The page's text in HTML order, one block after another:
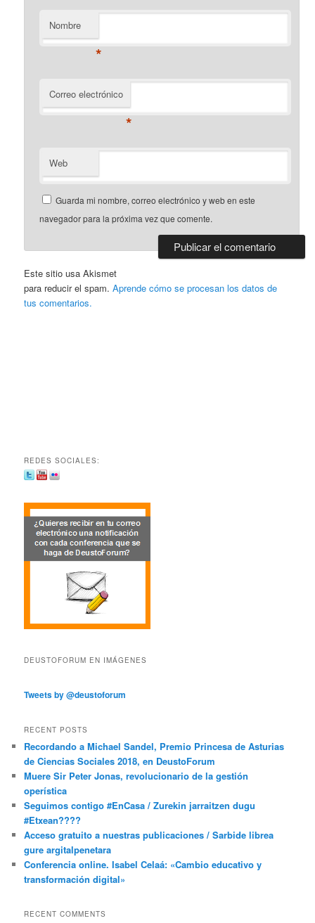
Nombre
*
Correo electrónico
*
Web
Guarda mi nombre, correo electrónico y web en este
navegador para la próxima vez que comente.
Este sitio usa Akismet
para reducir el spam.Aprende cómo se procesan los datos de
tus comentarios.
REDES SOCIALES:
DEUSTOFORUM EN IMÁGENES
Tweets by @deustoforum
RECENT POSTS
Recordando a Michael Sandel, Premio Princesa de Asturias
de Ciencias Sociales 2018, en DeustoForum
Muere Sir Peter Jonas, revolucionario de la gestión
operística
Seguimos contigo #EnCasa / Zurekin jarraitzen dugu
#Etxean????
Acceso gratuito a nuestras publicaciones / Sarbide librea
gure argitalpenetara
Conferencia online. Isabel Celaá: «Cambio educativo y
transformación digital»
RECENT COMMENTS